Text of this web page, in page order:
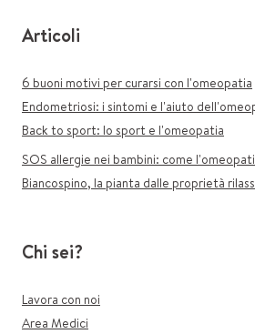
Articoli
6 buoni motivi per curarsi con l'omeopatia
Endometriosi: i sintomi e l'aiuto
Back to sport: lo sport e l'omeopatia
SOS allergie nei bambini: come
Biancospino, la pianta dalle proprietà
Chi sei?
Lavora con noi
Area Medici